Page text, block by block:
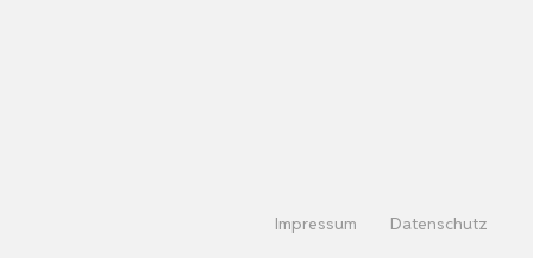
Impressum Datenschutz